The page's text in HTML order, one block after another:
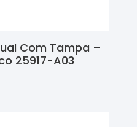
Com Tampa –
25917-A03